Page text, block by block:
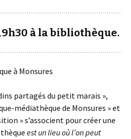
à la bibliothèque.
à Monsures
partagés du petit marais »,
médiathèque de Monsures » et
» s’associent pour créer une
est un lieu où l’on peut